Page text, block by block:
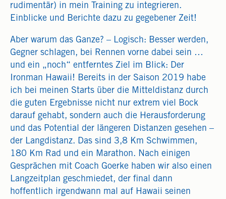
rudimentär) in mein Training zu integrieren.
Einblicke und Berichte dazu zu gegebener Zeit!
Aber warum das Ganze? – Logisch: Besser werden,
Gegner schlagen, bei Rennen vorne dabei sein …
und ein „noch“ entferntes Ziel im Blick: Der
Ironman Hawaii! Bereits in der Saison 2019 habe
ich bei meinen Starts über die Mitteldistanz durch
die guten Ergebnisse nicht nur extrem viel Bock
darauf gehabt, sondern auch die Herausforderung
und das Potential der längeren Distanzen gesehen –
der Langdistanz. Das sind 3,8 Km Schwimmen,
180 Km Rad und ein Marathon. Nach einigen
Gesprächen mit Coach Goerke haben wir also einen
Langzeitplan geschmiedet, der final dann
hoffentlich irgendwann mal auf Hawaii seinen